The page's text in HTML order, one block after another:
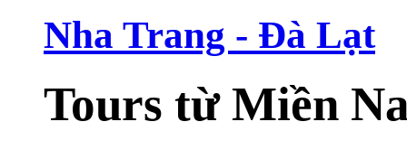
Nha Trang - Đà Lạt
Tours từ Miền